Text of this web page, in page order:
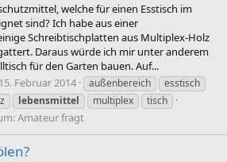
welche für einen Esstisch im
sind? Ich habe aus einer
Schreibtischplatten aus Multiplex-Holz
Daraus würde ich mir unter anderem
für den Garten bauen. Auf...
15. Februar 2014 außenbereich
esstisch
lebensmittel multiplex tisch
Amateur fragt